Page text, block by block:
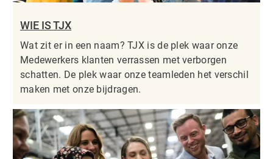
WIE IS TJX
Wat zit er in een naam? TJX is de plek waar onze
Medewerkers klanten verrassen met verborgen
schatten. De plek waar onze teamleden het verschil
maken met onze bijdragen.